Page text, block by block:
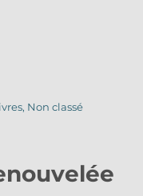
, Non classé